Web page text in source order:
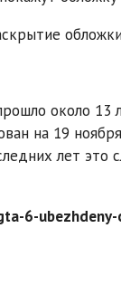
около 13
на 19
лет это
6-